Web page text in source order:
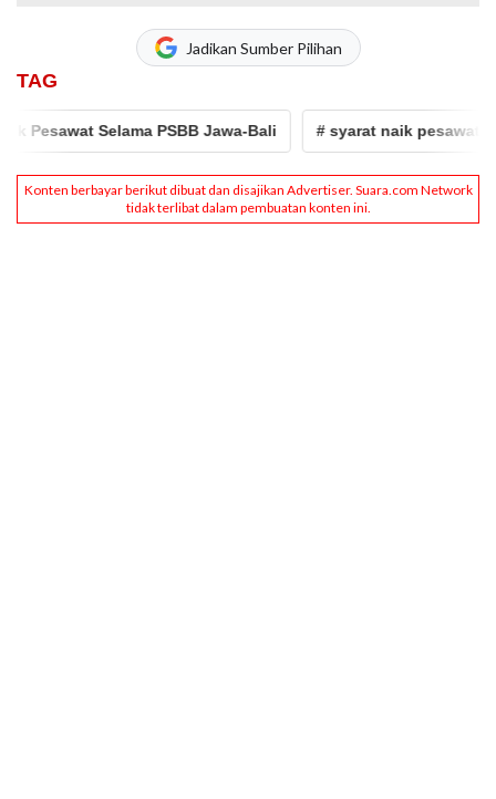
Jadikan Sumber Pilihan
TAG
Pesawat Selama PSBB Jawa-Bali # syarat naik pesawat